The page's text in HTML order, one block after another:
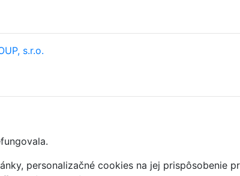
s.r.o.
personalizačné cookies na jej prispôsobenie